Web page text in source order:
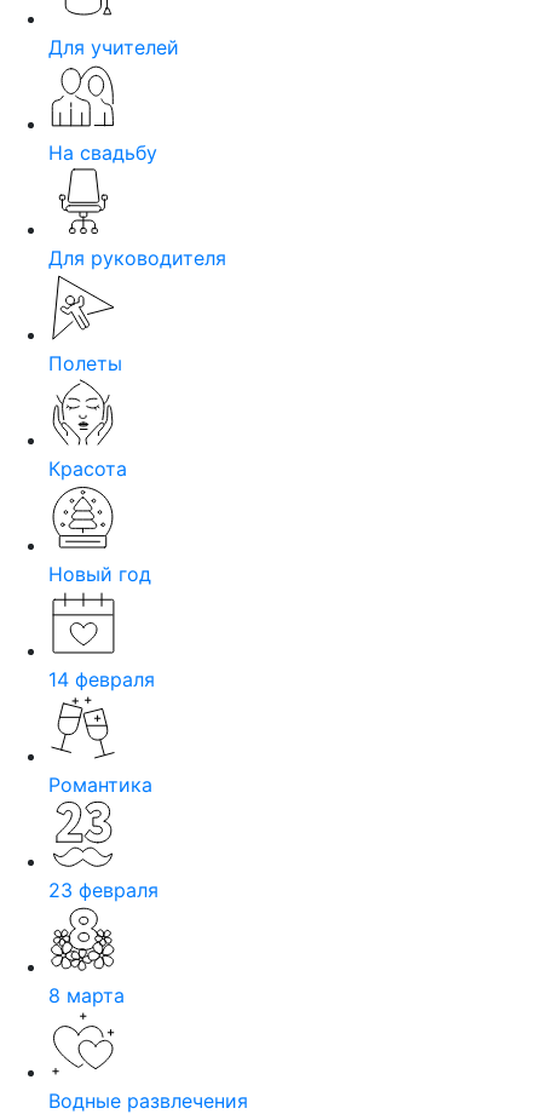
Для учителей
На свадьбу
Для руководителя
Полеты
Красота
Новый год
14 февраля
Романтика
23 февраля
8 марта
Водные развлечения